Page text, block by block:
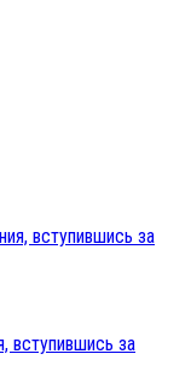
вступившись за